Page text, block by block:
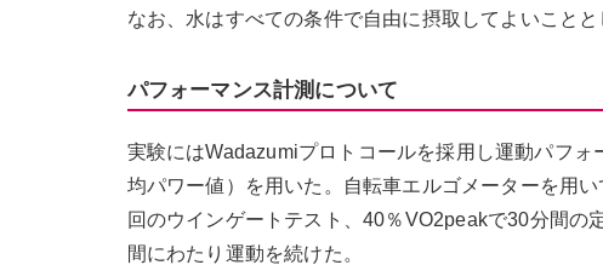
なお、水はすべての条件で自由に摂取してよいことと
パフォーマンス計測について
実験にはWadazumiプロトコールを採用し運動パフ
均パワー値）を用いた。自転車エルゴメーターを用
回のウインゲートテスト、40％VO2peakで30分間
間にわたり運動を続けた。